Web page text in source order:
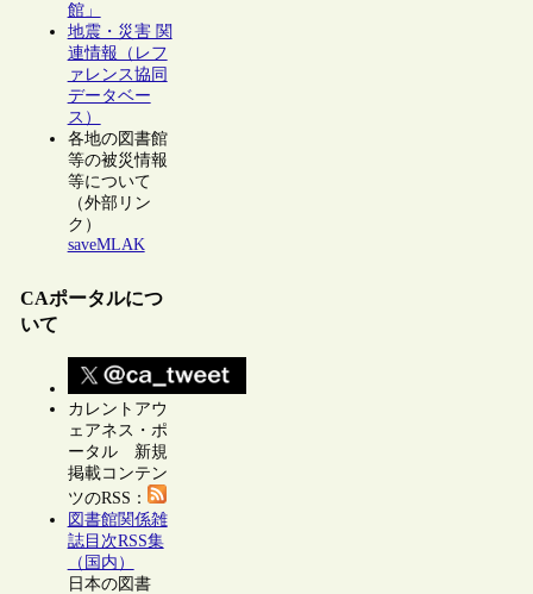
館」
地震・災害 関
連情報（レフ
ァレンス協同
データベー
ス）
各地の図書館
等の被災情報
等について
（外部リン
ク）
saveMLAK
CAポータルにつ
いて
カレントアウ
ェアネス・ポ
ータル 新規
掲載コンテン
ツのRSS：
図書館関係雑
誌目次RSS集
（国内）
日本の図書